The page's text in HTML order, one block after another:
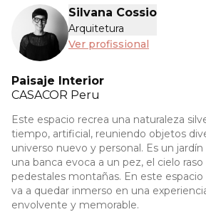
Silvana Cossio
Arquitetura
Ver profissional
Paisaje Interior
CASACOR Peru
Este espacio recrea una naturaleza
tiempo, artificial, reuniendo objetos
universo nuevo y personal. Es un
una banca evoca a un pez, el cielo
pedestales montañas. En este
va a quedar inmerso en una
envolvente y memorable.